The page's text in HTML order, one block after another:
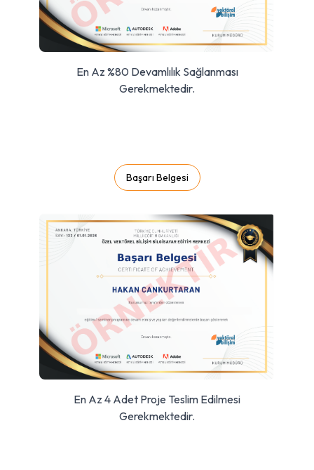
En Az %80 Devamlılık Sağlanması
Gerekmektedir.
Başarı Belgesi
En Az 4 Adet Proje Teslim Edilmesi
Gerekmektedir.